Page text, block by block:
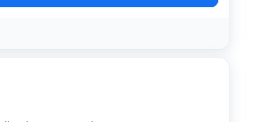
IPL, ondulatoare și instrumente
orală: periuțe de dinți,
încălzitoare de